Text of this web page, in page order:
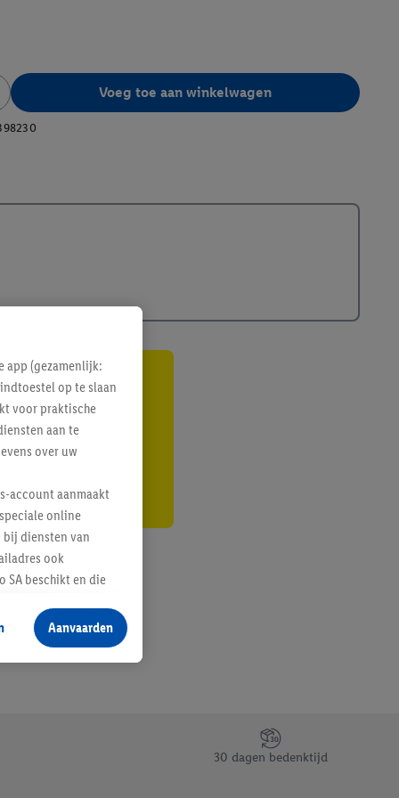
Voeg toe aan winkelwagen
30 dagen bedenktijd
app (gezamenlijk:
op te slaan
voor praktische
aan te
over uw
account aanmaakt
online
diensten van
ook
SA beschikt en die
producten waarin
voegen, maar het
als er met behulp
Door op
informatie,
Aanvaarden